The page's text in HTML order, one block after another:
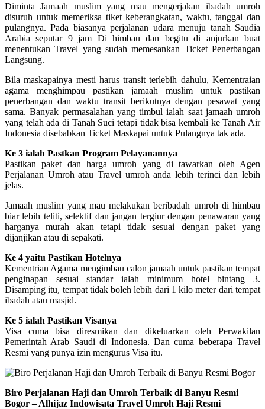
Diminta Jamaah muslim yang mau mengerjakan ibadah umroh
disuruh untuk memeriksa tiket keberangkatan, waktu, tanggal dan
pulangnya. Pada biasanya perjalanan udara menuju tanah Saudia
Arabia seputar 9 jam Di himbau dan begitu di anjurkan buat
menentukan Travel yang sudah memesankan Ticket Penerbangan
Langsung.
Bila maskapainya mesti harus transit terlebih dahulu, Kementraian
agama menghimpau pastikan jamaah muslim untuk pastikan
penerbangan dan waktu transit berikutnya dengan pesawat yang
sama. Banyak permasalahan yang timbul ialah saat jamaah umroh
yang telah ada di Tanah Suci tetapi tidak bisa kembali ke Tanah Air
Indonesia disebabkan Ticket Maskapai untuk Pulangnya tak ada.
Ke 3 ialah Pastkan Program Pelayanannya
Pastikan paket dan harga umroh yang di tawarkan oleh Agen
Perjalanan Umroh atau Travel umroh anda lebih terinci dan lebih
jelas.
Jamaah muslim yang mau melakukan beribadah umroh di himbau
biar lebih teliti, selektif dan jangan tergiur dengan penawaran yang
harganya murah akan tetapi tidak sesuai dengan paket yang
dijanjikan atau di sepakati.
Ke 4 yaitu Pastikan Hotelnya
Kementrian Agama mengimbau calon jamaah untuk pastikan tempat
penginapan sesuai standar ialah minimum hotel bintang 3.
Disamping itu, tempat tidak boleh lebih dari 1 kilo meter dari tempat
ibadah atau masjid.
Ke 5 ialah Pastikan Visanya
Visa cuma bisa diresmikan dan dikeluarkan oleh Perwakilan
Pemerintah Arab Saudi di Indonesia. Dan cuma beberapa Travel
Resmi yang punya izin mengurus Visa itu.
Biro Perjalanan Haji dan Umroh Terbaik di Banyu Resmi
Bogor – Alhijaz Indowisata Travel Umroh Haji Resmi